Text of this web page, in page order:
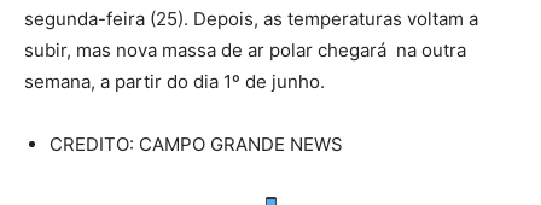
segunda-feira (25). Depois, as temperaturas voltam a
subir, mas nova massa de ar polar chegará na outra
semana, a partir do dia 1º de junho.
CREDITO: CAMPO GRANDE NEWS